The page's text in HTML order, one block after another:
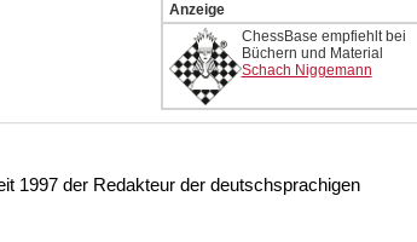
Anzeige
ChessBase empfiehlt bei
Büchern und Material
Schach Niggemann
1997 der Redakteur der deutschsprachigen